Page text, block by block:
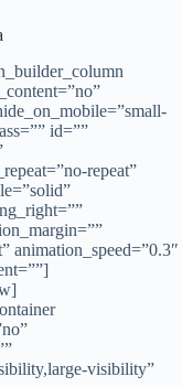
id=””
repeat”
animation_speed=”0.3″
visibility”